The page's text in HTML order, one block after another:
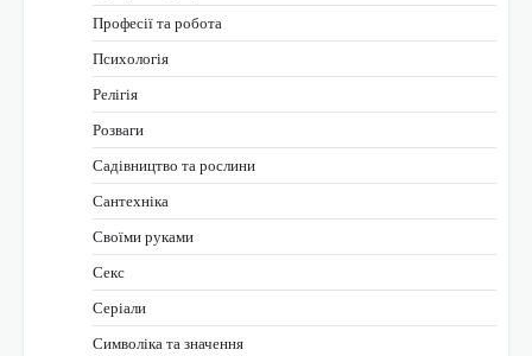
Професії та робота
Психологія
Релігія
Розваги
Садівництво та рослини
Сантехніка
Своїми руками
Секс
Серіали
Символіка та значення